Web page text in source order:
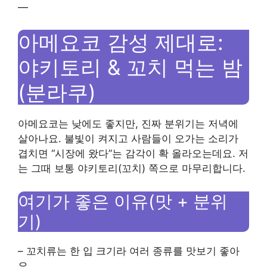
—
아메요코 감성 제대로:
야키토리 & 꼬치 먹는 밤
(분라쿠)
아메요코는 낮에도 좋지만, 진짜 분위기는 저녁에
살아나요. 불빛이 켜지고 사람들이 오가는 소리가
겹치면 “시장에 왔다”는 감각이 확 올라오는데요. 저
는 그때 보통 야키토리(꼬치) 쪽으로 마무리합니다.
여기가 좋은 이유(맛 + 분위
기)
– 꼬치류는 한 입 크기라 여러 종류를 맛보기 좋아